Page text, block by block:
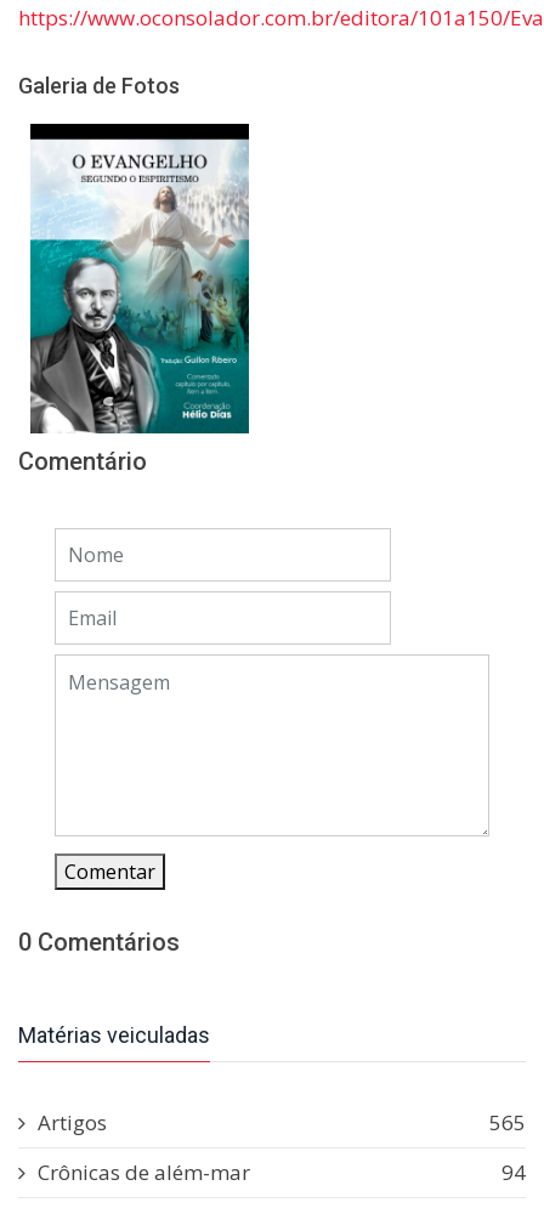
https://www.oconsolador.com.br/editora/101a150/
Galeria de Fotos
Comentário
Comentar
0 Comentários
Matérias veiculadas
Artigos
565
Crônicas de além-mar
94